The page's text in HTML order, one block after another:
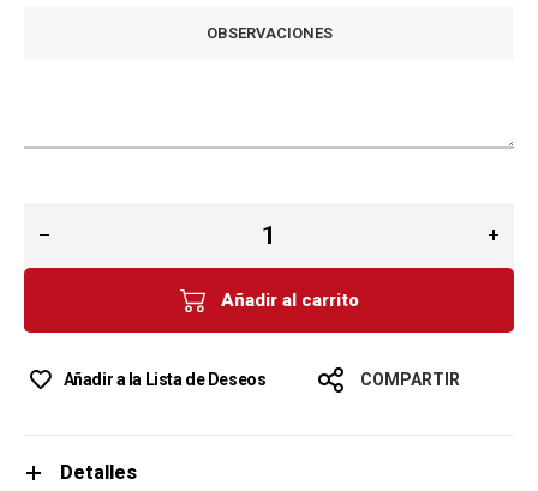
OBSERVACIONES
Añadir al carrito
Añadir a la Lista de Deseos COMPARTIR
Detalles